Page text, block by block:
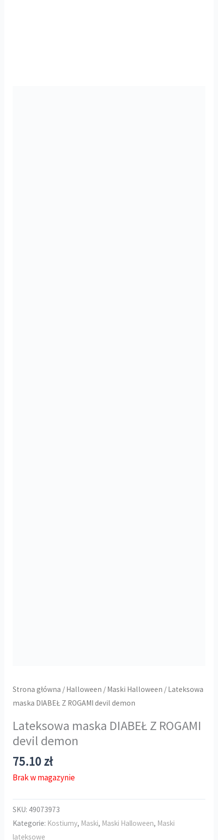
Strona główna / Halloween / Maski Halloween / Lateksowa
maska DIABEŁ Z ROGAMI devil demon
Lateksowa maska DIABEŁ Z ROGAMI
devil demon
75.10zł
Brak w magazynie
SKU: 49073973
Kategorie: Kostiumy, Maski, Maski Halloween, Maski
lateksowe